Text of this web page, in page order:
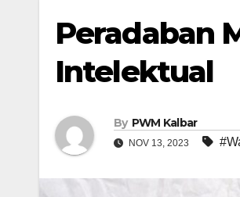
Peradaban
Intelektual
By PWM Kalbar
NOV 13, 2023